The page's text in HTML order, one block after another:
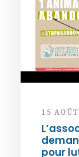
15
pour